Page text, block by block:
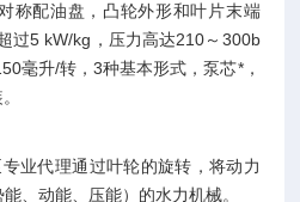
称配油盘，凸轮外形和叶片末端
过5 kW/kg，压力高达210～300b
毫升/转，3种基本形式，泵芯*，
业代理通过叶轮的旋转，将动力
、动能、压能）的水力机械。